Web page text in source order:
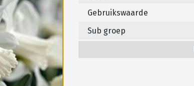
Gebruikswaarde
Sub groep